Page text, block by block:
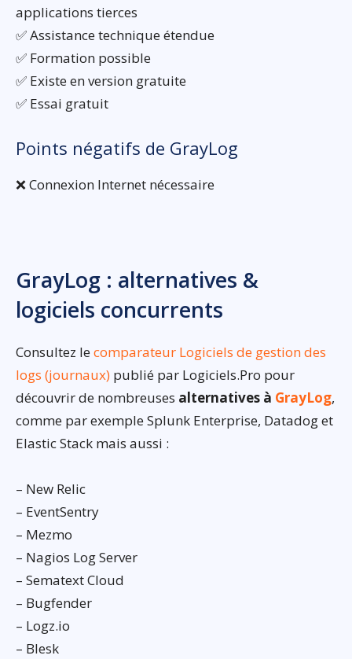
applications tierces
✅ Assistance technique étendue
✅ Formation possible
✅ Existe en version gratuite
✅ Essai gratuit
Points négatifs de GrayLog
❌ Connexion Internet nécessaire
GrayLog : alternatives &
logiciels concurrents
Consultez lecomparateur Logiciels de gestion des
logs (journaux) publié par Logiciels.Pro pour
découvrir de nombreuses alternatives à GrayLog,
comme par exemple Splunk Enterprise, Datadog et
Elastic Stack mais aussi :
– New Relic
– EventSentry
– Mezmo
– Nagios Log Server
– Sematext Cloud
– Bugfender
– Logz.io
– Blesk